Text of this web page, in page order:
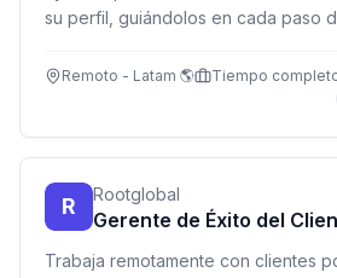
su perfil, guiándolos en cada paso
Remoto - Latam 🌎
Tiempo
R Rootglobal
Gerente de Éxito del
Trabaja remotamente con clientes